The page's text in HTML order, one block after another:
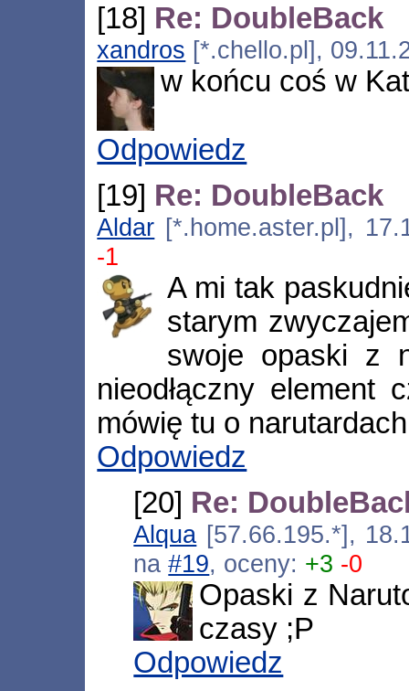
[18] Re: DoubleBack
xandros [*.chello.pl],
w końcu coś w
Odpowiedz
[19] Re: DoubleBack
Aldar [*.home.aster.pl],
-1
A mi tak
starym
swoje opaski z
nieodłączny element
mówię tu o
Odpowiedz
[20] Re:
Alqua [57.66.195.*],
na#19, oceny: +3 -0
Opaski z
czasy ;P
Odpowiedz